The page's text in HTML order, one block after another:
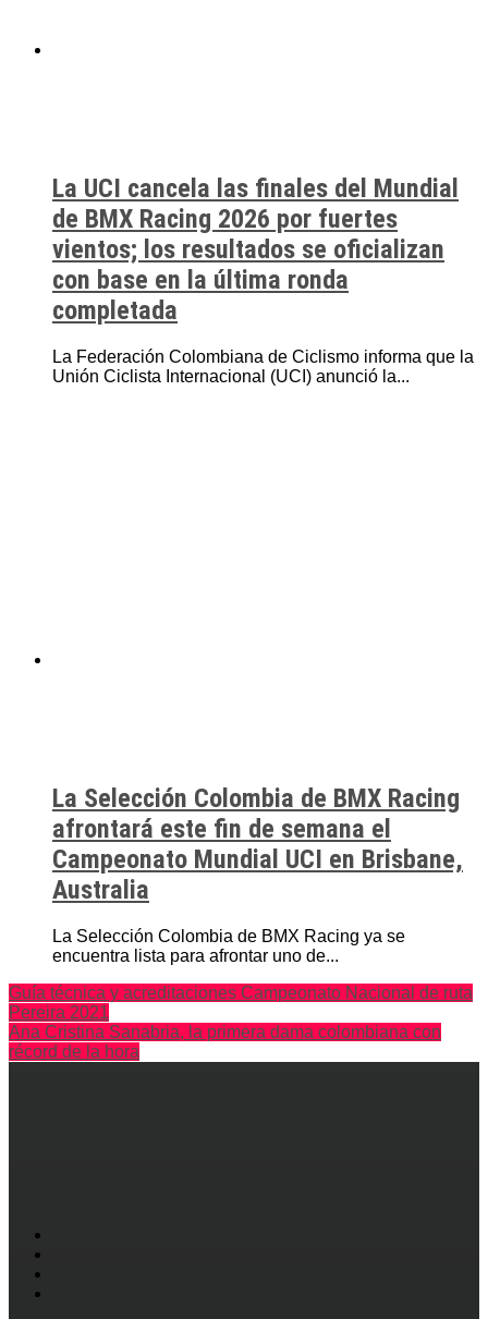
La UCI cancela las finales del Mundial
de BMX Racing 2026 por fuertes
vientos; los resultados se oficializan
con base en la última ronda
completada
La Federación Colombiana de Ciclismo informa que la
Unión Ciclista Internacional (UCI) anunció la...
La Selección Colombia de BMX Racing
afrontará este fin de semana el
Campeonato Mundial UCI en Brisbane,
Australia
La Selección Colombia de BMX Racing ya se
encuentra lista para afrontar uno de...
Guía técnica y acreditaciones Campeonato Nacional de ruta
Pereira 2021
Ana Cristina Sanabria, la primera dama colombiana con
récord de la hora